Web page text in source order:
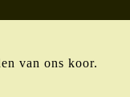
van ons koor.